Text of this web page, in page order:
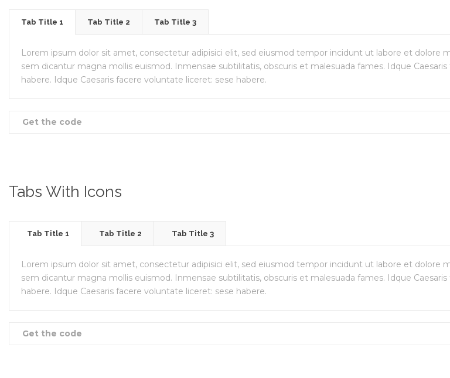
Tab Title 1 Tab Title 2 Tab Title 3
Lorem ipsum dolor sit amet, consectetur adipisici elit, sed eiusmod tempor incidunt ut labore et dolore
sem dicantur magna mollis euismod. Inmensae subtilitatis, obscuris et malesuada fames. Idque
habere. Idque Caesaris facere voluntate liceret: sese habere.
Get the code
Tabs With Icons
Tab Title 1 Tab Title 2 Tab Title 3
Lorem ipsum dolor sit amet, consectetur adipisici elit, sed eiusmod tempor incidunt ut labore et dolore
sem dicantur magna mollis euismod. Inmensae subtilitatis, obscuris et malesuada fames. Idque
habere. Idque Caesaris facere voluntate liceret: sese habere.
Get the code